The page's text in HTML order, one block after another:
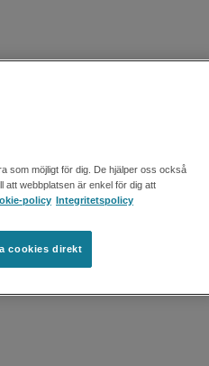
som möjligt för dig. De hjälper oss också
att webbplatsen är enkel för dig att
policy Integritetspolicy
cookies direkt